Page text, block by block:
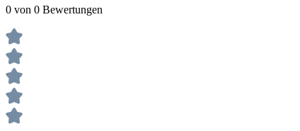
0 von 0 Bewertungen